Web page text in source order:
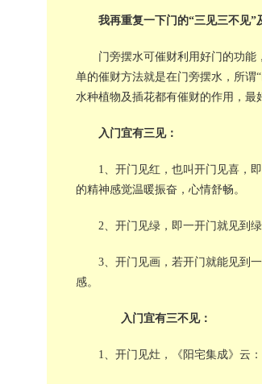
我再重复一下门的“三见三不见”
门旁摆水可催财利用好门的功
单的催财方法就是在门旁摆水，所谓
水种植物及插花都有催财的作用，最
入门宜有三见：
1、开门见红，也叫开门见喜，
的精神感觉温暖振奋，心情舒畅。
2、开门见绿，即一开门就见到
3、开门见画，若开门就能见到
感。
入门宜有三不见：
1、开门见灶，《阳宅集成》云